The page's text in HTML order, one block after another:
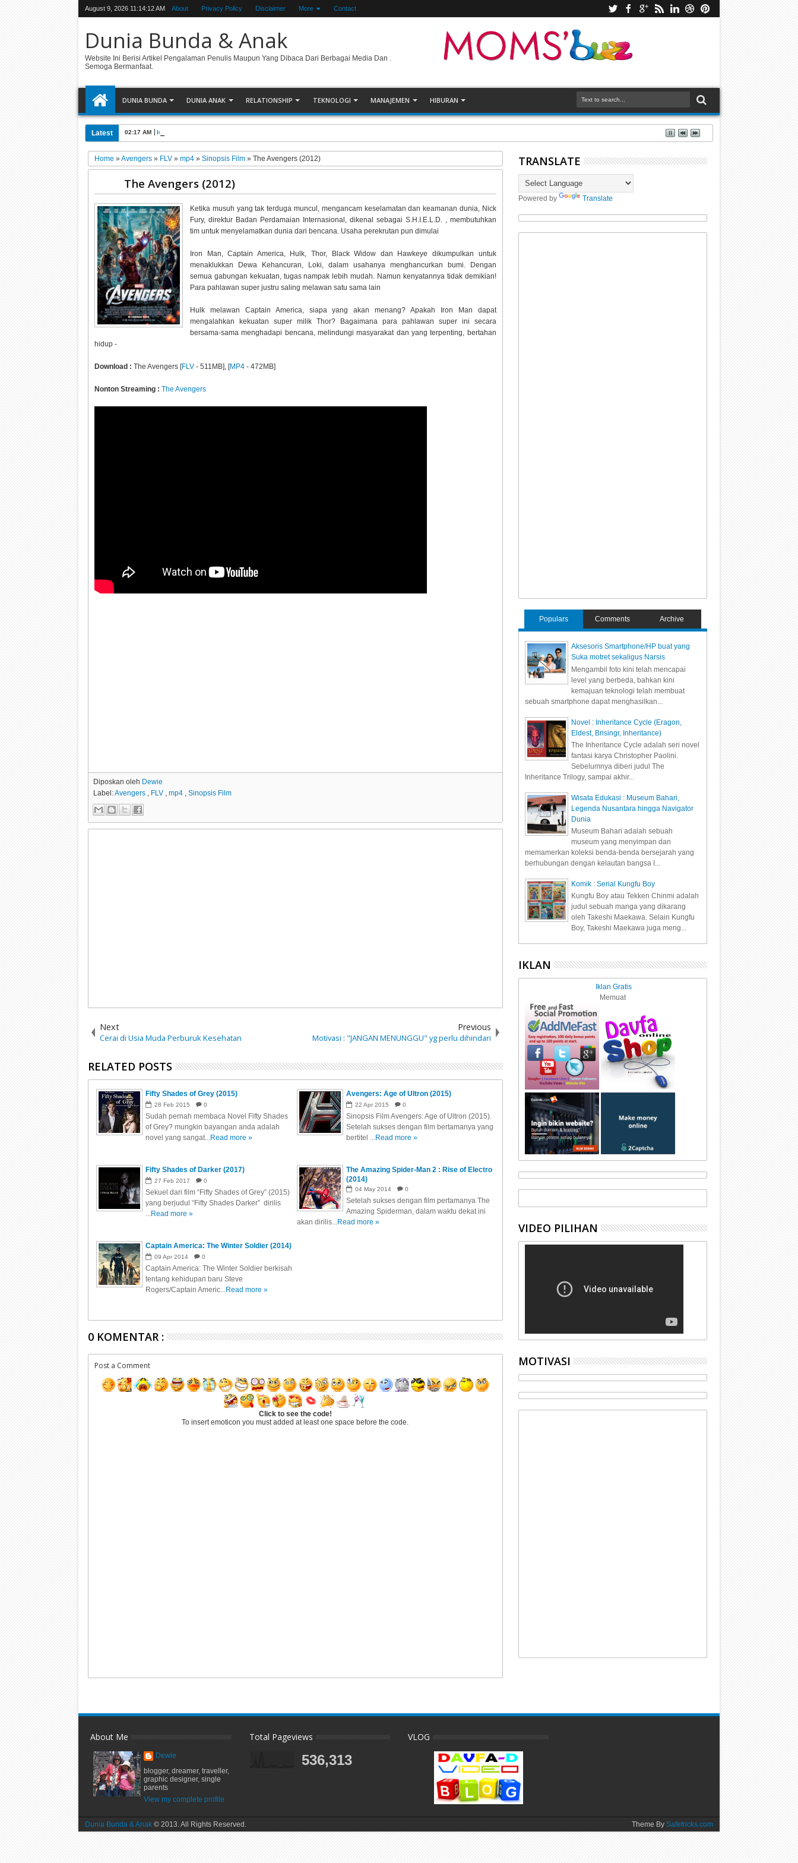
August 9, 2026 11:14:13 AM About Privacy Policy Disclaimer More Contact
Dunia Bunda & Anak
Website Ini Berisi Artikel Pengalaman Penulis Maupun Yang Dibaca Dari Berbagai Media Dan .
Semoga Bermanfaat.
DUNIA BUNDA DUNIA ANAK RELATIONSHIP TEKNOLOGI MANAJEMEN HIBURAN
Latest 02:17 AM Istana Maimun, Objek Wisata Kebanggaan Orang Medan
Home»Avengers» FLV»mp4»Sinopsis Film»The Avengers (2012)
The Avengers (2012)
Ketika musuh yang tak terduga muncul, mengancam keselamatan dan keamanan dunia, Nick
Fury, direktur Badan Perdamaian Internasional, dikenal sebagai S.H.I.E.L.D. , membutuhkan
tim untuk menyelamatkan dunia dari bencana. Usaha perekrutan pun dimulai
Iron Man, Captain America, Hulk, Thor, Black Widow dan Hawkeye dikumpulkan untuk
menaklukkan Dewa Kehancuran, Loki, dalam usahanya menghancurkan bumi. Dengan
semua gabungan kekuatan, tugas nampak lebih mudah. Namun kenyatannya tidak demikian!
Para pahlawan super justru saling melawan satu sama lain
Hulk melawan Captain America, siapa yang akan menang? Apakah Iron Man dapat
mengalahkan kekuatan super milik Thor? Bagaimana para pahlawan super ini secara
bersama-sama menghadapi bencana, melindungi masyarakat dan yang terpenting, bertahan
hidup -
Download :The Avengers [FLV - 511MB], [MP4 - 472MB]
Nonton Streaming :The Avengers
Diposkan oleh Dewie
Label:Avengers , FLV ,mp4 ,Sinopsis Film
Next
Cerai di Usia Muda Perburuk Kesehatan
Previous
Motivasi : "JANGAN MENUNGGU" yg perlu dihindari
RELATED POSTS
Fifty Shades of Grey (2015)
28 Feb 2015 0
Sudah pernah membaca Novel Fifty Shades
of Grey? mungkin bayangan anda adalah
novel yang sangat...Read more »
Avengers: Age of Ultron (2015)
22 Apr 2015 0
Sinopsis Film Avengers: Age of Ultron (2015).
Setelah sukses dengan film bertamanya yang
bertitel ...Read more »
Fifty Shades of Darker (2017)
27 Feb 2017 0
Sekuel dari film “Fifty Shades of Grey” (2015)
yang berjudul “Fifty Shades Darker” dirilis
...Read more »
The Amazing Spider-Man 2 : Rise of Electro
(2014)
04 May 2014 0
Setelah sukses dengan film pertamanya The
Amazing Spiderman, dalam waktu dekat ini
akan dirilis...Read more »
Captain America: The Winter Soldier (2014)
09 Apr 2014 0
Captain America: The Winter Soldier berkisah
tentang kehidupan baru Steve
Rogers/Captain Americ...Read more »
0 KOMENTAR :
Post a Comment
Click to see the code!
To insert emoticon you must added at least one space before the code.
TRANSLATE
Powered by Translate
Populars Comments Archive
Aksesoris Smartphone/HP buat yang
Suka motret sekaligus Narsis
Mengambil foto kini telah mencapai
level yang berbeda, bahkan kini
kemajuan teknologi telah membuat
sebuah smartphone dapat menghasilkan...
Novel : Inheritance Cycle (Eragon,
Eldest, Brisingr, Inheritance)
The Inheritance Cycle adalah seri novel
fantasi karya Christopher Paolini.
Sebelumnya diberi judul The
Inheritance Trilogy, sampai akhir...
Wisata Edukasi : Museum Bahari,
Legenda Nusantara hingga Navigator
Dunia
Museum Bahari adalah sebuah
museum yang menyimpan dan
memamerkan koleksi benda-benda bersejarah yang
berhubungan dengan kelautan bangsa I...
Komik : Serial Kungfu Boy
Kungfu Boy atau Tekken Chinmi adalah
judul sebuah manga yang dikarang
oleh Takeshi Maekawa. Selain Kungfu
Boy, Takeshi Maekawa juga meng...
IKLAN
Iklan Gratis
Memuat
VIDEO PILIHAN
MOTIVASI
About Me
Dewie
blogger, dreamer, traveller,
graphic designer, single
parents
View my complete profile
Total Pageviews
536,313
VLOG
Dunia Bunda & Anak © 2013. All Rights Reserved. Theme BySafetricks.com